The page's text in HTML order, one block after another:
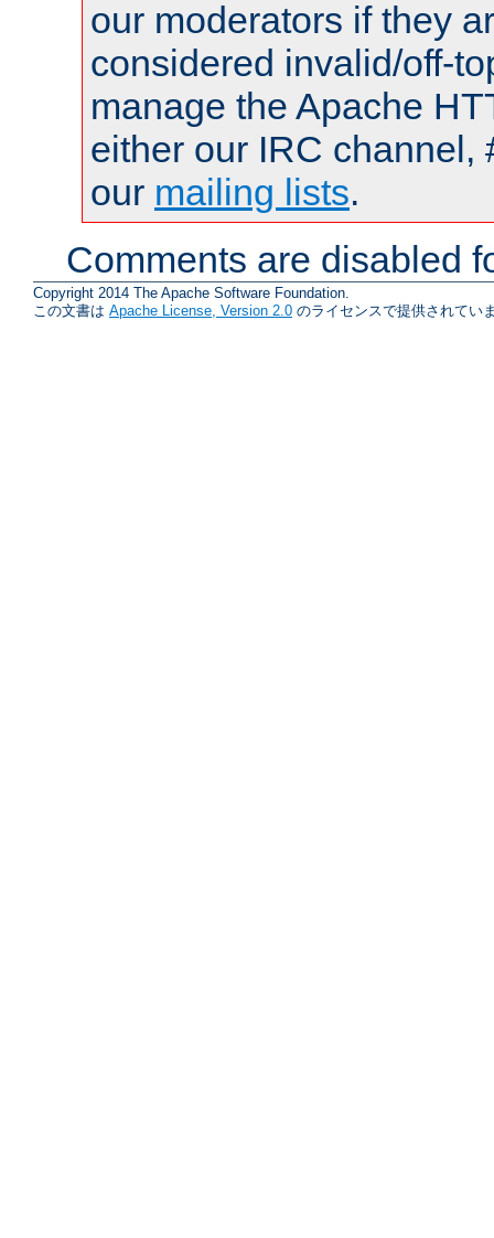
our moderators if they
considered invalid/off-
manage the Apache
either our IRC channel,
our mailing lists.
Comments are disabled
Copyright 2014 The Apache Software Foundation.
この文書は Apache License, Version 2.0 のライセンスで提供されてい